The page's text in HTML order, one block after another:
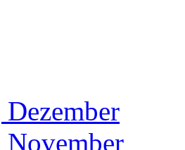
November